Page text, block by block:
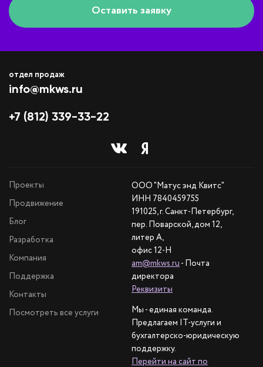
Оставить заявку
отдел продаж
info@mkws.ru
+7 (812) 339-33-22
ООО "Матус энд Квитс"
ИНН 7840459755
191025, г. Санкт-Петербург,
пер. Поварской, дом 12,
литер А,
офис 12-Н
am@mkws.ru- Почта
директора
Реквизиты
Мы - единая команда.
Предлагаем IT-услуги и
бухгалтерско-юридическую
поддержку.
Перейти на сайт по
Проекты
Продвижение
Блог
Разработка
Компания
Поддержка
Контакты
Посмотреть все услуги